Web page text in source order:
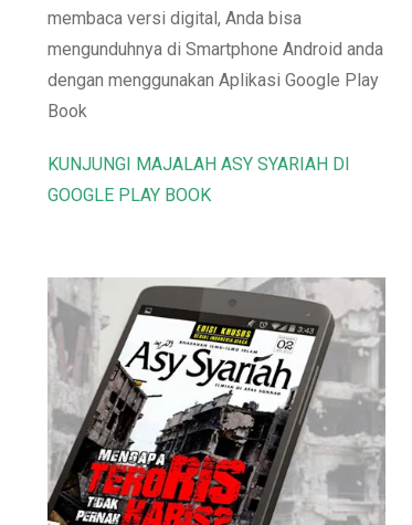
membaca versi digital, Anda bisa
mengunduhnya di Smartphone Android anda
dengan menggunakan Aplikasi Google Play
Book
KUNJUNGI MAJALAH ASY SYARIAH DI
GOOGLE PLAY BOOK